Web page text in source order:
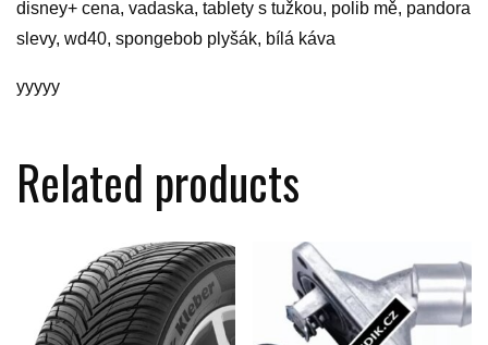
disney+ cena, vadaska, tablety s tužkou, polib mě, pandora
slevy, wd40, spongebob plyšák, bílá káva
yyyyy
Related products